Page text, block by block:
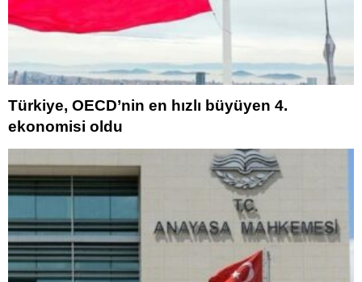
Türkiye, OECD’nin en hızlı büyüyen 4.
ekonomisi oldu